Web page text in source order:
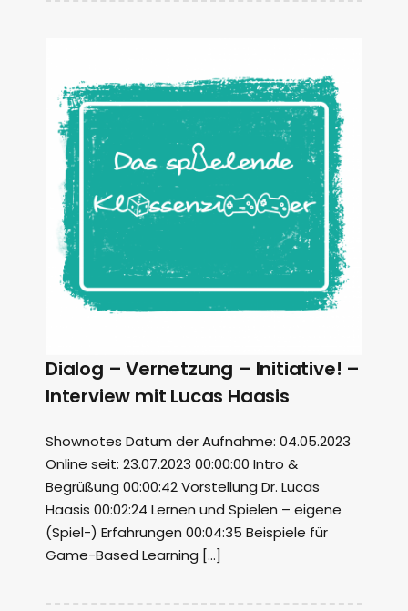
Dialog – Vernetzung – Initiative! –
Interview mit Lucas Haasis
Shownotes Datum der Aufnahme: 04.05.2023
Online seit: 23.07.2023 00:00:00 Intro &
Begrüßung 00:00:42 Vorstellung Dr. Lucas
Haasis 00:02:24 Lernen und Spielen – eigene
(Spiel-) Erfahrungen 00:04:35 Beispiele für
Game-Based Learning […]